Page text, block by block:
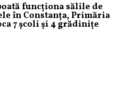
funcționa sălile de
în Constanța, Primăria
7 școli și 4 grădinițe